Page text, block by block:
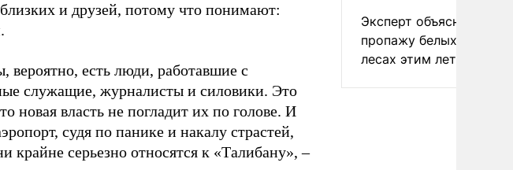
и друзей, потому что понимают:
вероятно, есть люди, работавшие с
служащие, журналисты и силовики. Это
новая власть не погладит их по голове. И
судя по панике и накалу страстей,
крайне серьезно относятся к «Талибану», –
Эксперт объяснил
пропажу белых грибов
лесах этим летом